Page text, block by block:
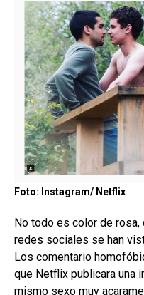
Foto: Instagram/ Netflix
No todo es color de
redes sociales se han
Los comentario
que Netflix publicara una
mismo sexo muy